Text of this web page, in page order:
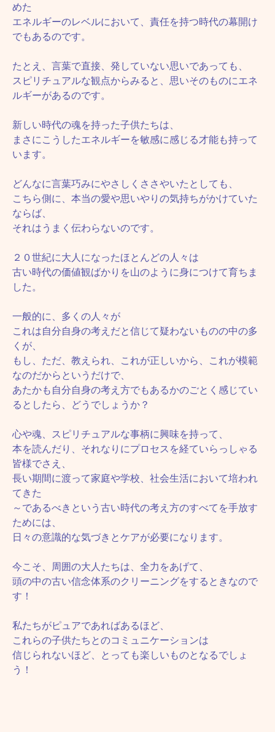
めた
エネルギーのレベルにおいて、責任を持つ時代の幕開け
でもあるのです。
たとえ、言葉で直接、発していない思いであっても、
スピリチュアルな観点からみると、思いそのものにエネ
ルギーがあるのです。
新しい時代の魂を持った子供たちは、
まさにこうしたエネルギーを敏感に感じる才能も持って
います。
どんなに言葉巧みにやさしくささやいたとしても、
こちら側に、本当の愛や思いやりの気持ちがかけていた
ならば、
それはうまく伝わらないのです。
２０世紀に大人になったほとんどの人々は
古い時代の価値観ばかりを山のように身につけて育ちま
した。
一般的に、多くの人々が
これは自分自身の考えだと信じて疑わないものの中の多
くが、
もし、ただ、教えられ、これが正しいから、これが模範
なのだからというだけで、
あたかも自分自身の考え方でもあるかのごとく感じてい
るとしたら、どうでしょうか？
心や魂、スピリチュアルな事柄に興味を持って、
本を読んだり、それなりにプロセスを経ていらっしゃる
皆様でさえ、
長い期間に渡って家庭や学校、社会生活において培われ
てきた
～であるべきという古い時代の考え方のすべてを手放す
ためには、
日々の意識的な気づきとケアが必要になります。
今こそ、周囲の大人たちは、全力をあげて、
頭の中の古い信念体系のクリーニングをするときなので
す！
私たちがピュアであればあるほど、
これらの子供たちとのコミュニケーションは
信じられないほど、とっても楽しいものとなるでしょ
う！